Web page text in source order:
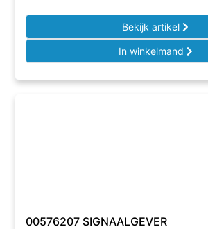
Bekijk artikel
In winkelmand
00576207 SIGNAALGEVER